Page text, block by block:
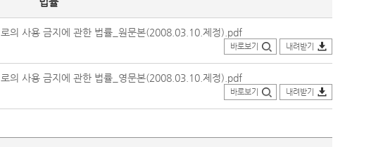
의 사용 금지에 관한 법률_원문본(2008.03.10.제정).pdf
바로보기 내려받기
의 사용 금지에 관한 법률_영문본(2008.03.10.제정).pdf
바로보기 내려받기